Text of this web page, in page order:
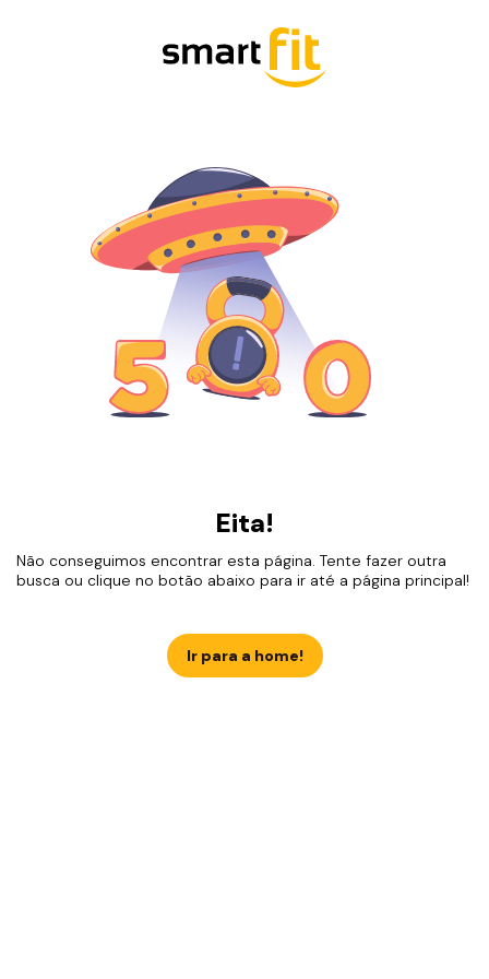
Eita!
Não conseguimos encontrar esta página. Tente fazer outra
busca ou clique no botão abaixo para ir até a página principal!
Ir para a home!